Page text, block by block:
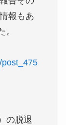
報もあ
。
の脱退